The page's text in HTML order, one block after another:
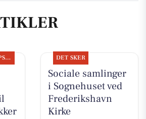
OPSLAGSTAVLEN DET SKER
Sociale samlinger
i Sognehuset ved
Frederikshavn
Kirke